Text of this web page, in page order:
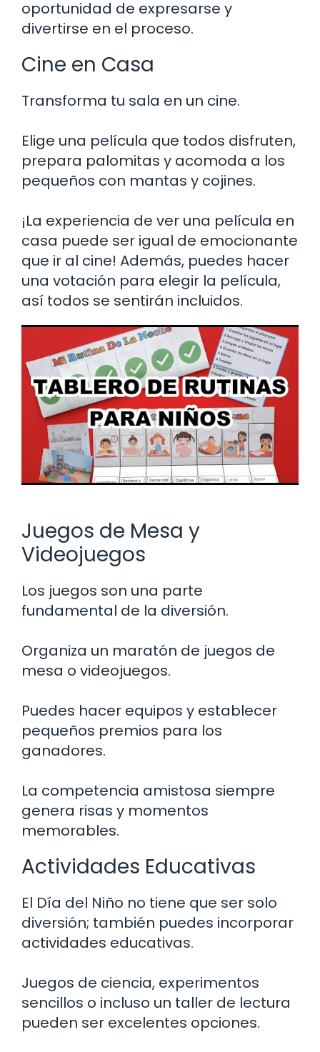
oportunidad de expresarse y
divertirse en el proceso.
Cine en Casa
Transforma tu sala en un cine.
Elige una película que todos disfruten,
prepara palomitas y acomoda a los
pequeños con mantas y cojines.
¡La experiencia de ver una película en
casa puede ser igual de emocionante
que ir al cine! Además, puedes hacer
una votación para elegir la película,
así todos se sentirán incluidos.
Juegos de Mesa y
Videojuegos
Los juegos son una parte
fundamental de la diversión.
Organiza un maratón de juegos de
mesa o videojuegos.
Puedes hacer equipos y establecer
pequeños premios para los
ganadores.
La competencia amistosa siempre
genera risas y momentos
memorables.
Actividades Educativas
El Día del Niño no tiene que ser solo
diversión; también puedes incorporar
actividades educativas.
Juegos de ciencia, experimentos
sencillos o incluso un taller de lectura
pueden ser excelentes opciones.